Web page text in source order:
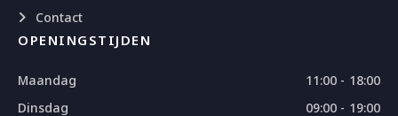
Contact
OPENINGSTIJDEN
Maandag
11:00 - 18:00
Dinsdag
09:00 - 19:00